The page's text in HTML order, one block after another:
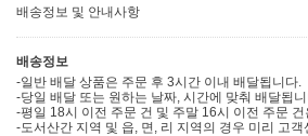
배송정보 및 안내사항
배송정보
-일반 배달 상품은 주문 후 3시간 이내 배달됩니다.
-당일 배달 또는 원하는 날짜, 시간에 맞춰 배달됩니
-평일 18시 이전 주문 건 및 주말 16시 이전 주문 건
-도서산간 지역 및 읍, 면, 리 지역의 경우 미리 고객